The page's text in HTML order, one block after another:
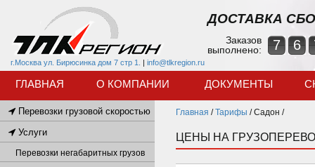
г.Москва ул. Бирюсинка дом 7 стр 1. | info@tlkregion.ru
ДОСТАВКА
Заказов
выполнено:
7 6
ГЛАВНАЯ О КОМПАНИИ ДОКУМЕНТЫ
Главная /Тарифы /Садон /
ЦЕНЫ НА
Перевозки грузовой скоростью
Услуги
Перевозки негабаритных грузов